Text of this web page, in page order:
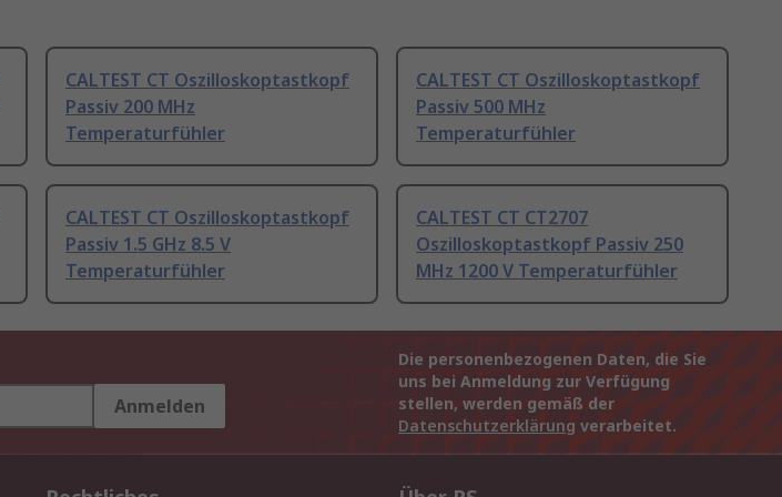
CALTEST CT Oszilloskoptastkopf
Passiv 200 MHz
Temperaturfühler
CALTEST CT Oszilloskoptastkopf
Passiv 500 MHz
Temperaturfühler
CALTEST CT Oszilloskoptastkopf
Passiv 1.5 GHz 8.5 V
Temperaturfühler
CALTEST CT CT2707
Oszilloskoptastkopf Passiv 250
MHz 1200 V Temperaturfühler
Anmelden
Die personenbezogenen Daten, die Sie
uns bei Anmeldung zur Verfügung
stellen, werden gemäß der
Datenschutzerklärung verarbeitet.